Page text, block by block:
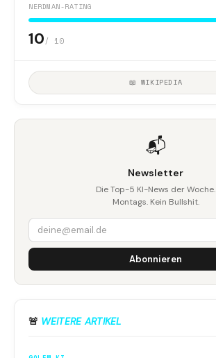
NERDMAN-RATING
10/ 10
📖 WIKIPEDIA
📬
Newsletter
Die Top-5 KI-News der Woche.
Montags. Kein Bullshit.
Abonnieren
🚨 WEITERE ARTIKEL